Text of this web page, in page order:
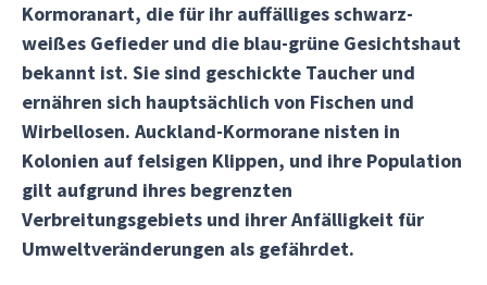
Kormoranart, die für ihr auffälliges schwarz-
weißes Gefieder und die blau-grüne Gesichtshaut
bekannt ist. Sie sind geschickte Taucher und
ernähren sich hauptsächlich von Fischen und
Wirbellosen. Auckland-Kormorane nisten in
Kolonien auf felsigen Klippen, und ihre Population
gilt aufgrund ihres begrenzten
Verbreitungsgebiets und ihrer Anfälligkeit für
Umweltveränderungen als gefährdet.